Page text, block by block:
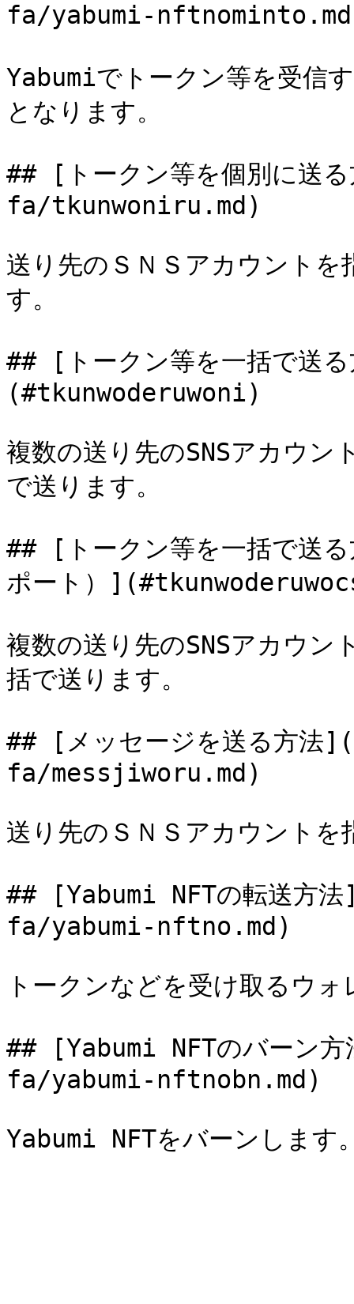
fa/yabumi-nftnominto.md)
Yabumiでトークン等を受信
となります。
## [トークン等を個別に
fa/tkunwoniru.md)
送り先のＳＮＳアカウント
す。
## [トークン等を一括で送
(#tkunwoderuwoni)
複数の送り先のSNSアカウン
で送ります。
## [トークン等を一括で送る
ポート）
複数の送り先のSNSアカウン
括で送ります。
## [メッセージを送る方
fa/messjiworu.md)
送り先のＳＮＳアカウント
## [Yabumi NFTの転送
fa/yabumi-nftno.md)
トークンなどを受け取るウ
## [Yabumi NFTのバー
fa/yabumi-nftnobn.md)